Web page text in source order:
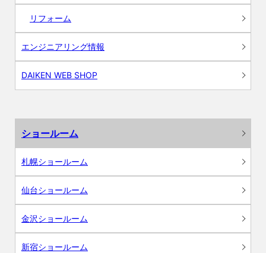
リフォーム
エンジニアリング情報
DAIKEN WEB SHOP
ショールーム
札幌ショールーム
仙台ショールーム
金沢ショールーム
新宿ショールーム